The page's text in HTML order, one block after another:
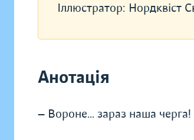
Іллюстратор: Нордквіст
Анотація
— Вороне… зараз наша черга!